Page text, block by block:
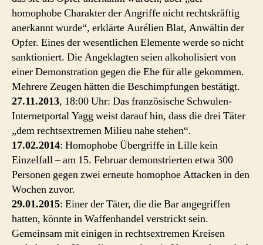
homophobe Charakter der Angriffe nicht rechtskräftig
anerkannt wurde“, erklärte Aurélien Blat, Anwältin der
Opfer. Eines der wesentlichen Elemente werde so nicht
sanktioniert. Die Angeklagten seien alkoholisiert von
einer Demonstration gegen die Ehe für alle gekommen.
Mehrere Zeugen hätten die Beschimpfungen bestätigt.
27.11.2013, 18:00 Uhr: Das französische Schwulen-
Internetportal Yagg weist darauf hin, dass die drei Täter
„dem rechtsextremen Milieu nahe stehen“.
17.02.2014: Homophobe Übergriffe in Lille kein
Einzelfall – am 15. Februar demonstrierten etwa 300
Personen gegen zwei erneute homophoe Attacken in den
Wochen zuvor.
29.01.2015: Einer der Täter, die die Bar angegriffen
hatten, könnte in Waffenhandel verstrickt sein.
Gemeinsam mit einigen in rechtsextremen Kreisen